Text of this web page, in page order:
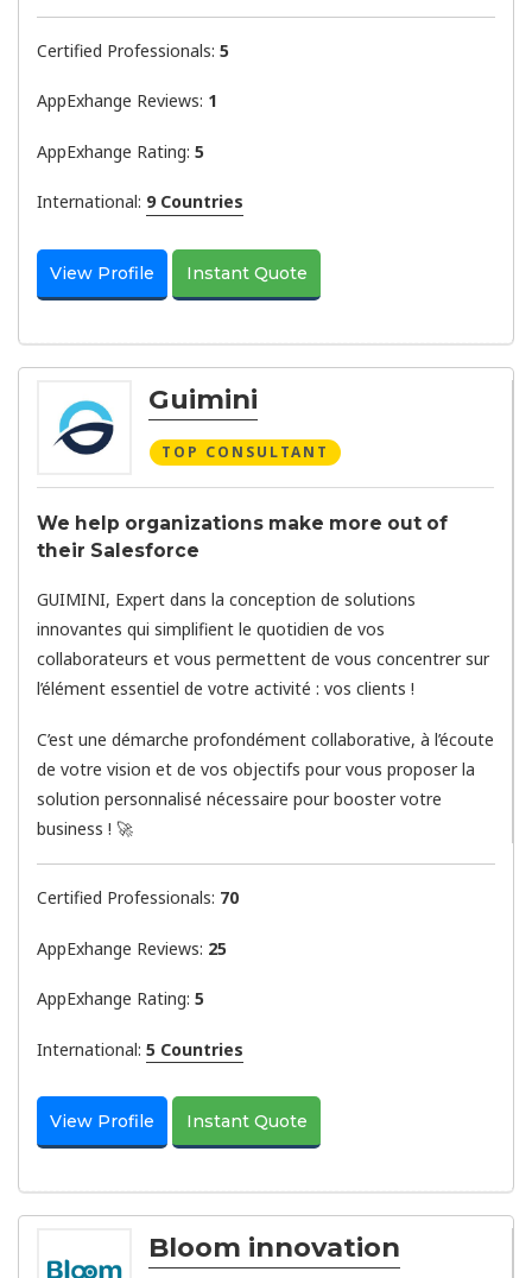
Certified Professionals: 5
AppExhange Reviews: 1
AppExhange Rating: 5
International: 9 Countries
View Profile Instant Quote
Guimini
TOP CONSULTANT
We help organizations make more out of
their Salesforce
GUIMINI, Expert dans la conception de solutions
innovantes qui simplifient le quotidien de vos
collaborateurs et vous permettent de vous concentrer sur
l’élément essentiel de votre activité : vos clients !
C’est une démarche profondément collaborative, à l’écoute
de votre vision et de vos objectifs pour vous proposer la
solution personnalisé nécessaire pour booster votre
business ! 🚀
Certified Professionals: 70
AppExhange Reviews: 25
AppExhange Rating: 5
International: 5 Countries
View Profile Instant Quote
Bloom innovation